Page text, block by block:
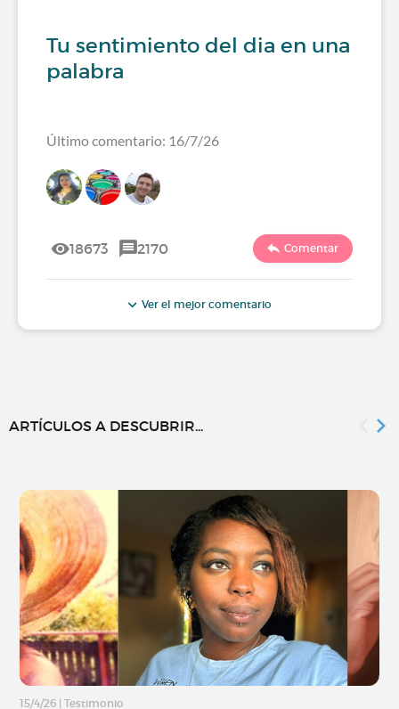
Tu sentimiento del dia en una
palabra
Último comentario: 16/7/26
18673 2170 Comentar
Ver el mejor comentario
ARTÍCULOS A DESCUBRIR...
15/4/26 | Testimonio